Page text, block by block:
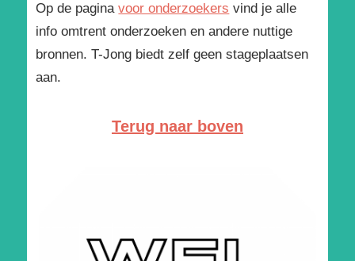
Op de paginavoor onderzoekers vind je alle
info omtrent onderzoeken en andere nuttige
bronnen. T-Jong biedt zelf geen stageplaatsen
aan.
Terug naar boven